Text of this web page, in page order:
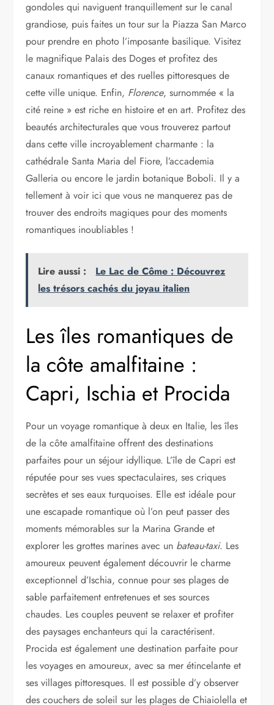
gondoles qui naviguent tranquillement sur le canal
grandiose, puis faites un tour sur la Piazza San Marco
pour prendre en photo l’imposante basilique. Visitez
le magnifique Palais des Doges et profitez des
canaux romantiques et des ruelles pittoresques de
cette ville unique. Enfin, Florence, surnommée « la
cité reine » est riche en histoire et en art. Profitez des
beautés architecturales que vous trouverez partout
dans cette ville incroyablement charmante : la
cathédrale Santa Maria del Fiore, l’accademia
Galleria ou encore le jardin botanique Boboli. Il y a
tellement à voir ici que vous ne manquerez pas de
trouver des endroits magiques pour des moments
romantiques inoubliables !
Lire aussi :
Le Lac de Côme : Découvrez
les trésors cachés du joyau italien
Les îles romantiques de
la côte amalfitaine :
Capri, Ischia et Procida
Pour un voyage romantique à deux en Italie, les îles
de la côte amalfitaine offrent des destinations
parfaites pour un séjour idyllique. L’île de Capri est
réputée pour ses vues spectaculaires, ses criques
secrètes et ses eaux turquoises. Elle est idéale pour
une escapade romantique où l’on peut passer des
moments mémorables sur la Marina Grande et
explorer les grottes marines avec un bateau-taxi. Les
amoureux peuvent également découvrir le charme
exceptionnel d’Ischia, connue pour ses plages de
sable parfaitement entretenues et ses sources
chaudes. Les couples peuvent se relaxer et profiter
des paysages enchanteurs qui la caractérisent.
Procida est également une destination parfaite pour
les voyages en amoureux, avec sa mer étincelante et
ses villages pittoresques. Il est possible d’y observer
des couchers de soleil sur les plages de Chiaiolella et